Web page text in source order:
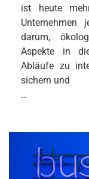
ist heute
Unternehmen
darum,
Aspekte in
Abläufe zu
sichern und
…